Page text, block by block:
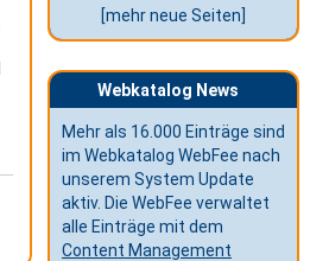
[mehr neue Seiten]
Webkatalog News
Mehr als 16.000 Einträge sind
im Webkatalog WebFee nach
unserem System Update
aktiv. Die WebFee verwaltet
alle Einträge mit dem
Content Management